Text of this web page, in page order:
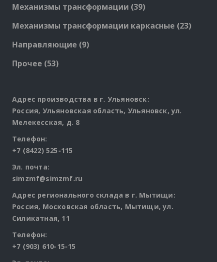
Механизмы трансформации 3939
Механизмы трансформации каркасные 2323
Направляющие 99
Прочее 5353
Адрес производства в г. Ульяновск:
Россия, Ульяновская область, Ульяновск, ул.
Мелекесская, д. 8
Телефон:
+7 (8422) 525-115
Эл. почта:
simzmf@simzmf.ru
Адрес регионального склада в г. Мытищи:
Россия, Московская область, Мытищи, ул.
Силикатная, 11
Телефон:
+7 (903) 610-15-15